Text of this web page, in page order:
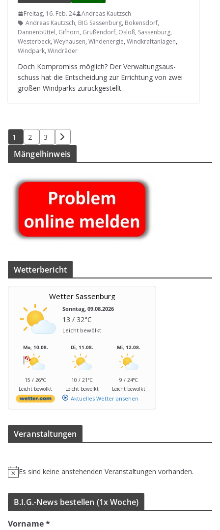
Freitag, 16. Feb. 24
Andreas Kautzsch
Andreas Kautzsch, BIG Sassenburg, Bokensdorf,
Dannenbüttel, Gifhorn, Grußendorf, Osloß, Sassenburg,
Westerbeck, Weyhausen, Windenergie, Windkraftanlagen,
Windpark, Windräder
Doch Kom­pro­miss mög­lich? Der Ver­wal­tungs­aus­
schuss hat die Ent­schei­dung zur Errich­tung von zwei
gro­ßen Wind­parks zurückgestellt.
Seitennummerierung
der
Beiträge
1 2 3
Män­gel­hin­weis
Wet­ter­be­richt
Wetter Sassenburg
Sonntag, 09.08.2026
13 / 32°C
Leicht bewölkt
Mo, 10.08.
15 / 26°C
Leicht bewölkt
Di, 11.08.
10 / 21°C
Leicht bewölkt
Mi, 12.08.
9 / 24°C
Leicht bewölkt
Aktuelles Wetter ansehen
Ver­an­stal­tun­gen
H
e
Es sind keine anstehenden Veranstaltungen vorhanden.
B.I.G.-News bestel­len (1x Woche)
Vorname*